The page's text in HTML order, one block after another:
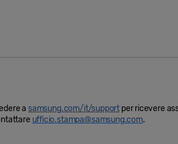
asamsung.com/it/support per ricevere
ufficio.stampa@samsung.com.